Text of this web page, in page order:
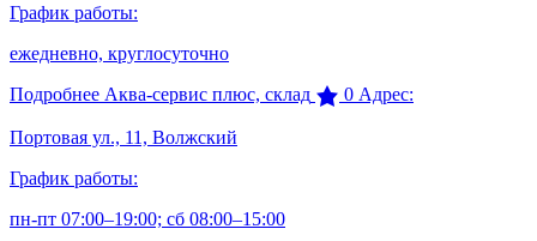
График работы:
ежедневно, круглосуточно
Подробнее Аква-сервис плюс, склад 0 Адрес:
Портовая ул., 11, Волжский
График работы:
пн-пт 07:00–19:00; сб 08:00–15:00